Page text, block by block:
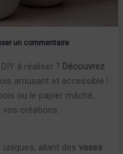
un commentaire
à réaliser ? Découvrez
amusant et accessible !
ou le papier mâché,
créations.
allant des vases